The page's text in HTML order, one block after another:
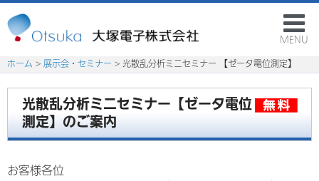
MENU
ホーム > 展示会・セミナー > 光散乱分析ミニセミナー 【ゼータ電位測定】
光散乱分析ミニセミナー【ゼータ電位
測定】のご案内
お客様各位